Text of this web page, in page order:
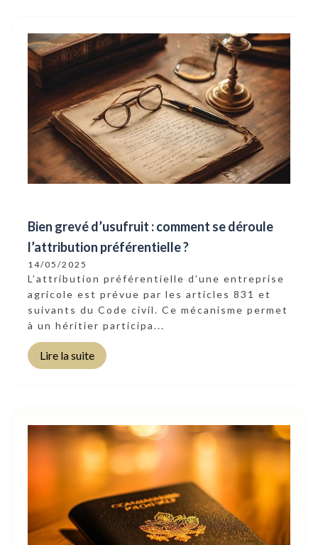
Bien grevé d’usufruit : comment se déroule
l’attribution préférentielle ?
14/05/2025
L’attribution préférentielle d’une entreprise
agricole est prévue par les articles 831 et
suivants du Code civil. Ce mécanisme permet
à un héritier participa...
Lire la suite